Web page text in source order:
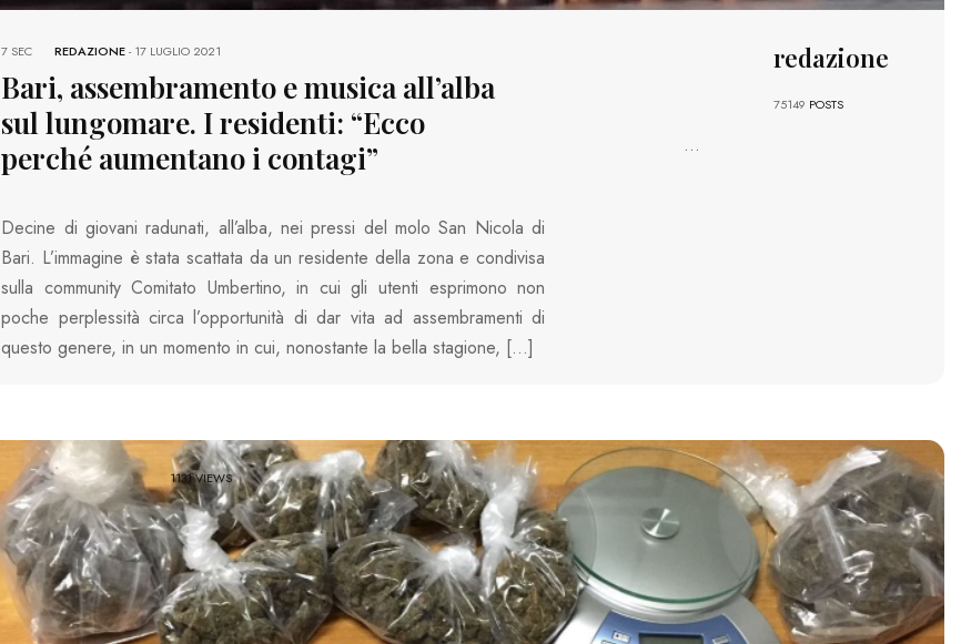
REDAZIONE-17 LUGLIO 2021
7 SEC
Bari, assembramento e musica all’alba
sul lungomare. I residenti: “Ecco
perché aumentano i contagi”
Decine di giovani radunati, all’alba, nei pressi del molo San Nicola di
Bari. L’immagine è stata scattata da un residente della zona e condivisa
sulla community Comitato Umbertino, in cui gli utenti esprimono non
poche perplessità circa l’opportunità di dar vita ad assembramenti di
questo genere, in un momento in cui, nonostante la bella stagione, […]
redazione
75149 POSTS
...
1131 VIEWS